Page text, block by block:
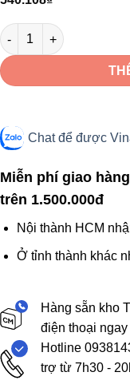
Đèn ốp trần V6CLF-18
Chat để được
Miễn phí giao
trên 1.500.000đ
Nội thành HCM
Ở tỉnh thành khác
Hàng sẵn kho
điện thoại ngay
Hotline
trợ từ 7h30 -